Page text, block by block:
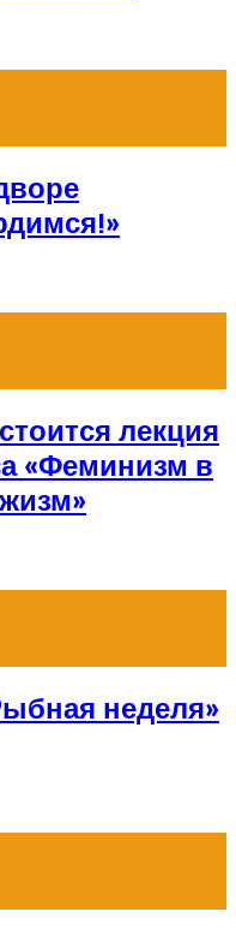
лекция
«Феминизм в
неделя»